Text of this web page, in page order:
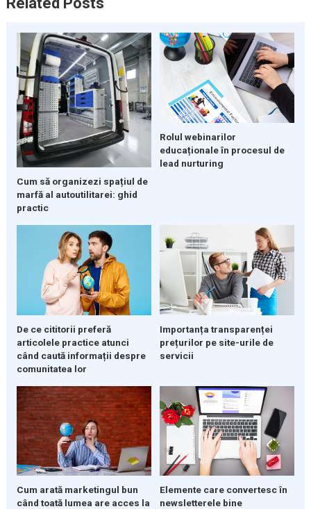
Cum să organizezi spațiul de
marfă al autoutilitarei: ghid
practic
Rolul webinarilor
educaționale în procesul de
lead nurturing
De ce cititorii preferă
articolele practice atunci
când caută informații despre
comunitatea lor
Importanța transparenței
prețurilor pe site-urile de
servicii
Cum arată marketingul bun
când toată lumea are acces la
Elemente care convertesc în
newsletterele bine